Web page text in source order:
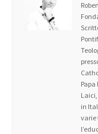
in
varie